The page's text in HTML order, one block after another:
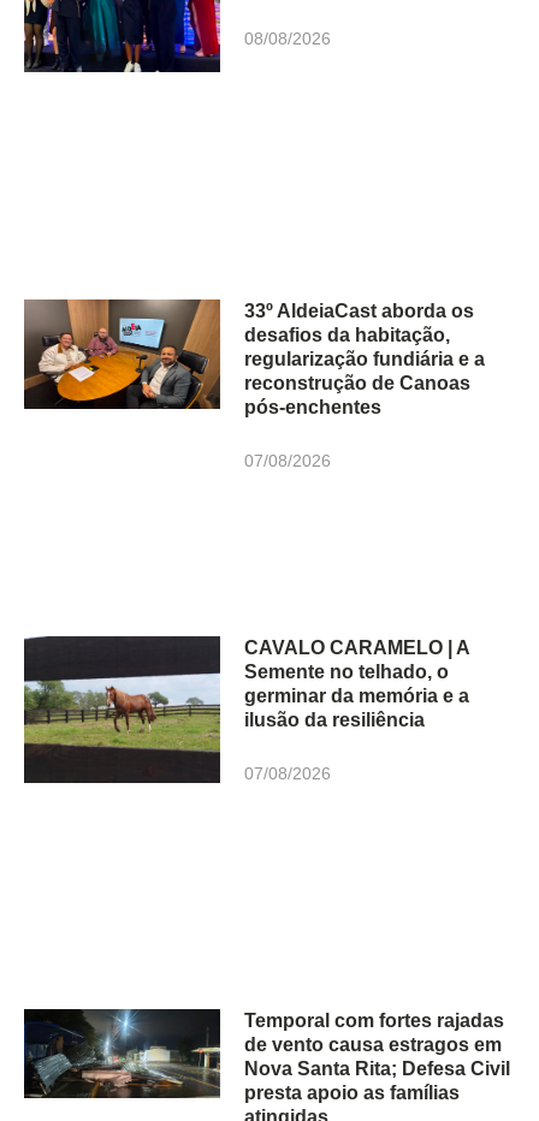
08/08/2026
33º AldeiaCast aborda os
desafios da habitação,
regularização fundiária e a
reconstrução de Canoas
pós-enchentes
07/08/2026
CAVALO CARAMELO | A
Semente no telhado, o
germinar da memória e a
ilusão da resiliência
07/08/2026
Temporal com fortes rajadas
de vento causa estragos em
Nova Santa Rita; Defesa Civil
presta apoio as famílias